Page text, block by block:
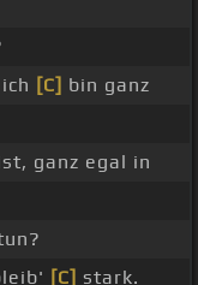
[C] bin ganz
ganz egal in
[C] stark.